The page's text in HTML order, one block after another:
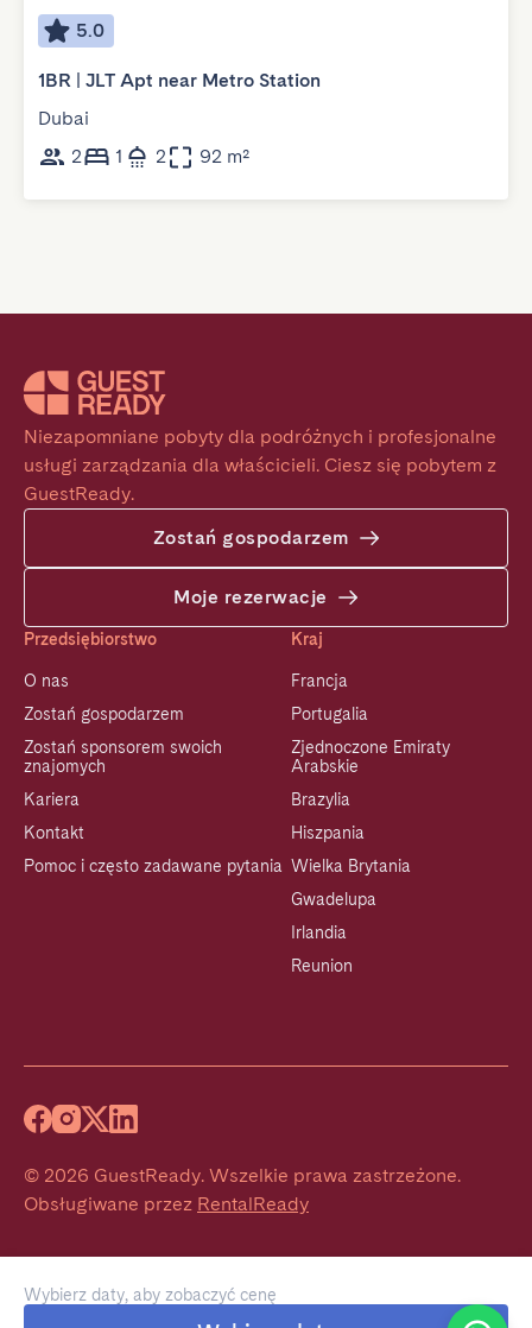
Wybierz daty, aby zobaczyć cenę
5.0
1BR | JLT Apt near Metro Station
Dubai
2
1 2 92 m²
Niezapomniane pobyty dla podróżnych i profesjonalne
usługi zarządzania dla właścicieli. Ciesz się pobytem z
GuestReady.
Zostań gospodarzem
Moje rezerwacje
Przedsiębiorstwo
O nas
Zostań gospodarzem
Zostań sponsorem swoich
znajomych
Kariera
Kontakt
Pomoc i często zadawane pytania
Kraj
Francja
Portugalia
Zjednoczone Emiraty
Arabskie
Brazylia
Hiszpania
Wielka Brytania
Gwadelupa
Irlandia
Reunion
© 2026 GuestReady. Wszelkie prawa zastrzeżone.
Obsługiwane przez RentalReady
Welcome!